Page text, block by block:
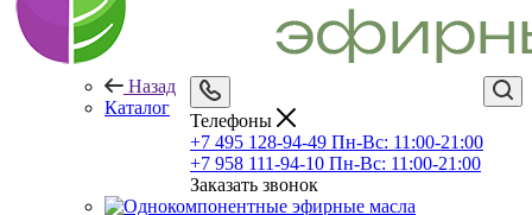
Телефоны
+7 495 128-94-49 Пн-Вс: 11:00-21:00
+7 958 111-94-10 Пн-Вс: 11:00-21:00
Заказать звонок
Назад
Каталог